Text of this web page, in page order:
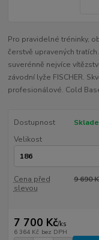
Pro pravidelné tréninky,
čerstvě upravených
suverénně nejvíce
závodní lyže FISCHER.
profesionálové. Cold
Dostupnost
Velikost
Cena před
slevou
9 690
7 700 Kč/ks
6 364 Kč bez DPH